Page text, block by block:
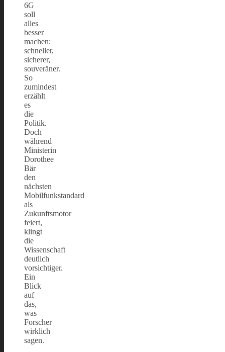
6G
soll
alles
besser
machen:
schneller,
sicherer,
souveräner.
So
zumindest
erzählt
es
die
Politik.
Doch
während
Ministerin
Dorothee
Bär
den
nächsten
Mobilfunkstandard
als
Zukunftsmotor
feiert,
klingt
die
Wissenschaft
deutlich
vorsichtiger.
Ein
Blick
auf
das,
was
Forscher
wirklich
sagen.